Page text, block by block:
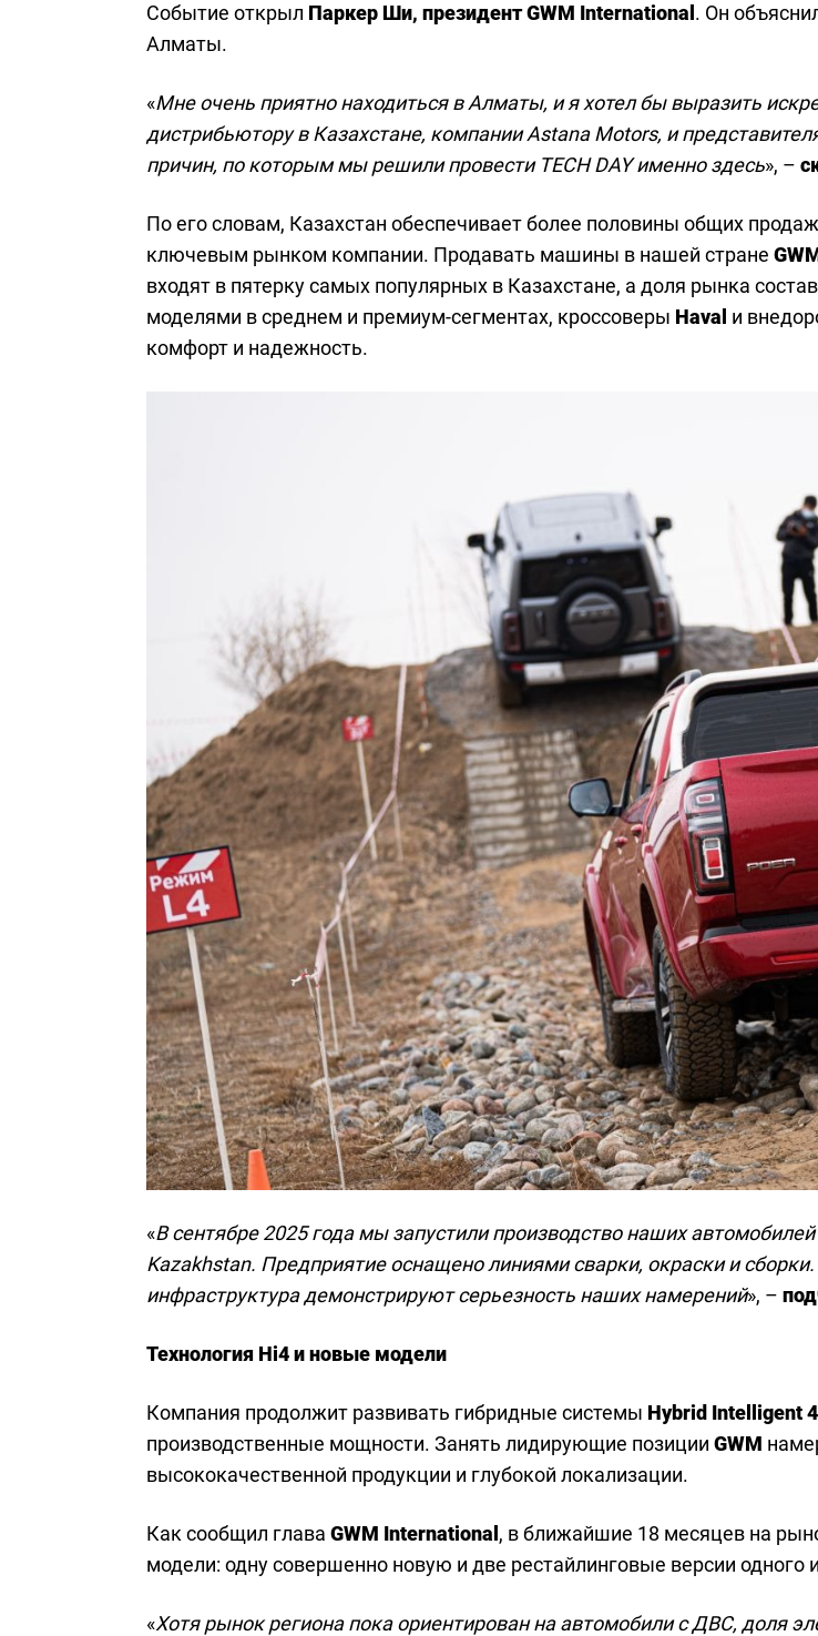
Событие открыл Паркер Ши, президент GWM International . Он
Алматы.
«Мне очень приятно находиться в Алматы, и я хотел бы выразить
дистрибьютору в Казахстане, компании Astana Motors, и
причин, по которым мы решили провести TECH DAY именно здесь», –
По его словам, Казахстан обеспечивает более половины общих
ключевым рынком компании. Продавать машины в нашей стране
входят в пятерку самых популярных в Казахстане, а доля рынка
моделями в среднем и премиум-сегментах, кроссоверы Haval и
комфорт и надежность.
«В сентябре 2025 года мы запустили производство наших
Kazakhstan. Предприятие оснащено линиями сварки, окраски и
инфраструктура демонстрируют серьезность наших намерений», –
Технология Hi4 и новые модели
Компания продолжит развивать гибридные системы Hybrid Intelligent
производственные мощности. Занять лидирующие позиции GWM
высококачественной продукции и глубокой локализации.
Как сообщил глава GWM International, в ближайшие 18 месяцев на
модели: одну совершенно новую и две рестайлинговые версии одного
«Хотя рынок региона пока ориентирован на автомобили с ДВС, доля